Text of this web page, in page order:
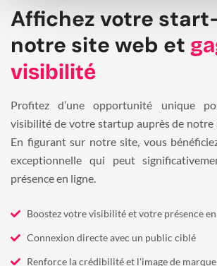
Affichez votre
notre site web et
visibilité
Profitez d’une opportunité unique
visibilité de votre startup auprès de notre
En figurant sur notre site, vous
exceptionnelle qui peut
présence en ligne.
Boostez votre visibilité et votre présence
Connexion directe avec un public ciblé
Renforce la crédibilité et l'image de marque